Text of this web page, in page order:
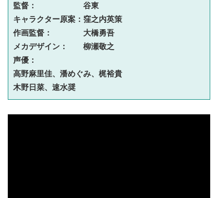
監督：　　　　　　谷東
キャラクター原案：窪之内英策
作画監督：　　　　大橋勇吾
メカデザイン：　　柳瀬敬之
声優：
高野麻里佳、潘めぐみ、梶裕貴
木野日菜、速水奨